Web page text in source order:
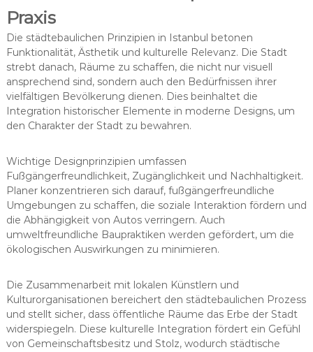
Praxis
Die städtebaulichen Prinzipien in Istanbul betonen
Funktionalität, Ästhetik und kulturelle Relevanz. Die Stadt
strebt danach, Räume zu schaffen, die nicht nur visuell
ansprechend sind, sondern auch den Bedürfnissen ihrer
vielfältigen Bevölkerung dienen. Dies beinhaltet die
Integration historischer Elemente in moderne Designs, um
den Charakter der Stadt zu bewahren.
Wichtige Designprinzipien umfassen
Fußgängerfreundlichkeit, Zugänglichkeit und Nachhaltigkeit.
Planer konzentrieren sich darauf, fußgängerfreundliche
Umgebungen zu schaffen, die soziale Interaktion fördern und
die Abhängigkeit von Autos verringern. Auch
umweltfreundliche Baupraktiken werden gefördert, um die
ökologischen Auswirkungen zu minimieren.
Die Zusammenarbeit mit lokalen Künstlern und
Kulturorganisationen bereichert den städtebaulichen Prozess
und stellt sicher, dass öffentliche Räume das Erbe der Stadt
widerspiegeln. Diese kulturelle Integration fördert ein Gefühl
von Gemeinschaftsbesitz und Stolz, wodurch städtische